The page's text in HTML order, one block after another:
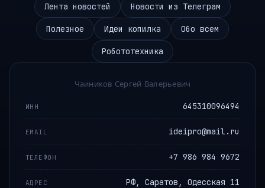
Лента новостей Новости из Телеграм
Полезное Идеи копилка Обо всем
Робототехника
Чаиников Сергей Валерьевич
ИНН 645310096494
EMAIL ideipro@mail.ru
ТЕЛЕФОН +7 986 984 9672
АДРЕС РФ, Саратов, Одесская 11